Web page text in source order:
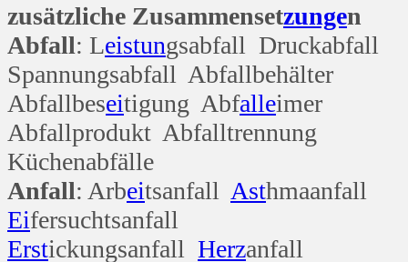
zusätzliche Zusammensetzungen
Abfall: Leistungsabfall Druckabfall
Spannungsabfall Abfallbehälter
Abfallbeseitigung Abfalleimer
Abfallprodukt Abfalltrennung
Küchenabfälle
Anfall: Arbeitsanfall Asthmaanfall
Eifersuchtsanfall
Erstickungsanfall Herzanfall